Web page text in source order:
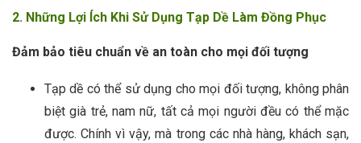
2. Những Lợi Ích Khi Sử Dụng Tạp Dề Làm Đồng Phục
Đảm bảo tiêu chuẩn về an toàn cho mọi đối tượng
Tạp dề có thể sử dụng cho mọi đối tượng, không phân
biệt già trẻ, nam nữ, tất cả mọi người đều có thể mặc
được. Chính vì vậy, mà trong các nhà hàng, khách sạn,